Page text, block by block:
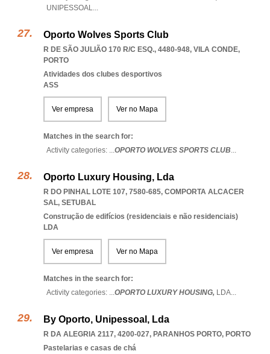
UNIPESSOAL...
Oporto Wolves Sports Club
R DE SÃO JULIÃO 170 R/C ESQ., 4480-948, VILA CONDE,
PORTO
Atividades dos clubes desportivos
ASS
Ver empresa Ver no Mapa
Matches in the search for:
Activity categories: ...OPORTO WOLVES SPORTS CLUB...
Oporto Luxury Housing, Lda
R DO PINHAL LOTE 107, 7580-685, COMPORTA ALCACER
SAL, SETUBAL
Construção de edifícios (residenciais e não residenciais)
LDA
Ver empresa Ver no Mapa
Matches in the search for:
Activity categories: ...OPORTO LUXURY HOUSING, LDA...
By Oporto, Unipessoal, Lda
R DA ALEGRIA 2117, 4200-027, PARANHOS PORTO, PORTO
Pastelarias e casas de chá